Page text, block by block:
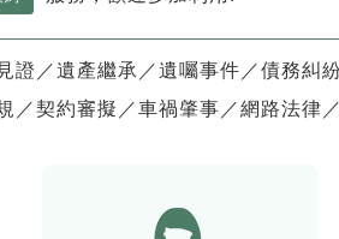
／遺產繼承／遺囑事件／債務糾
契約審擬／車禍肇事／網路法律